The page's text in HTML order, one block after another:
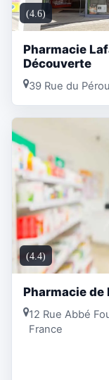
(4.6)
Pharmacie
Découverte
39 Rue du
(4.4)
Pharmacie de
12 Rue Abbé
France